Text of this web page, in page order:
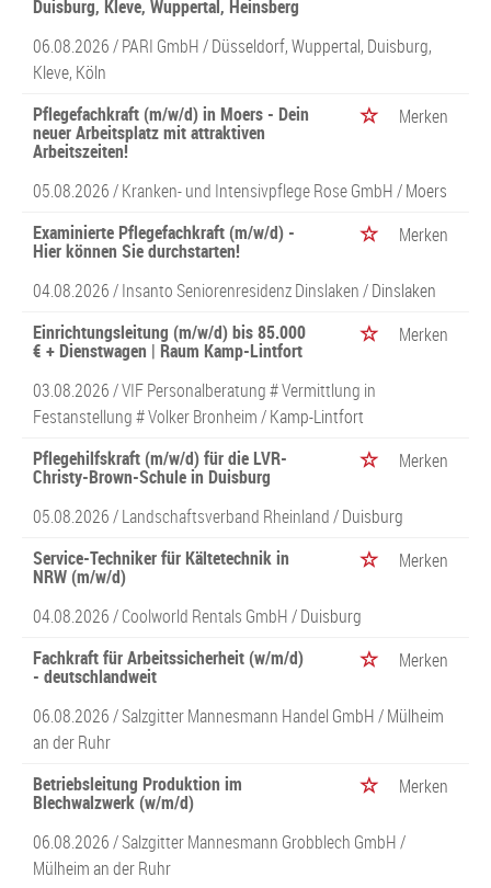
Duisburg, Kleve, Wuppertal, Heinsberg
06.08.2026 /PARI GmbH/ Düsseldorf, Wuppertal, Duisburg,
Kleve, Köln
Pflegefachkraft (m/w/d) in Moers - Dein
neuer Arbeitsplatz mit attraktiven
Arbeitszeiten!
Merken
05.08.2026 /Kranken- und Intensivpflege Rose GmbH/ Moers
Examinierte Pflegefachkraft (m/w/d) -
Hier können Sie durchstarten!
Merken
04.08.2026 /Insanto Seniorenresidenz Dinslaken/ Dinslaken
Einrichtungsleitung (m/w/d) bis 85.000
€ + Dienstwagen | Raum Kamp-Lintfort
Merken
03.08.2026 /VIF Personalberatung # Vermittlung in
Festanstellung # Volker Bronheim/ Kamp-Lintfort
Pflegehilfskraft (m/w/d) für die LVR-
Christy-Brown-Schule in Duisburg
Merken
05.08.2026 /Landschaftsverband Rheinland/ Duisburg
Service-Techniker für Kältetechnik in
NRW (m/w/d)
Merken
04.08.2026 /Coolworld Rentals GmbH/ Duisburg
Fachkraft für Arbeitssicherheit (w/m/d)
- deutschlandweit
Merken
06.08.2026 /Salzgitter Mannesmann Handel GmbH/ Mülheim
an der Ruhr
Betriebsleitung Produktion im
Blechwalzwerk (w/m/d)
Merken
06.08.2026 /Salzgitter Mannesmann Grobblech GmbH/
Mülheim an der Ruhr